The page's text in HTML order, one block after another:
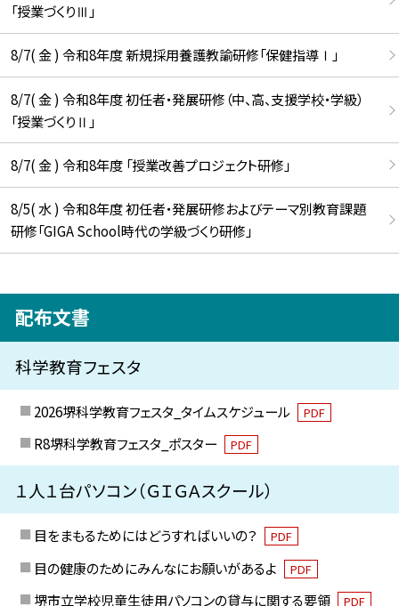
「授業づくりⅢ」
8/7( 金 ) 令和8年度 新規採用養護教諭研修「保健指導Ⅰ」
8/7( 金 ) 令和8年度 初任者・発展研修（中、高、支援学校・学級）
「授業づくりⅡ」
8/7( 金 ) 令和8年度 「授業改善プロジェクト研修」
8/5( 水 ) 令和8年度 初任者・発展研修およびテーマ別教育課題
研修「GIGA School時代の学級づくり研修」
配布文書
科学教育フェスタ
2026堺科学教育フェスタ_タイムスケジュール PDF
R8堺科学教育フェスタ_ポスター PDF
１人１台パソコン（ＧＩＧＡスクール）
目をまもるためにはどうすればいいの？ PDF
目の健康のためにみんなにお願いがあるよ PDF
堺市立学校児童生徒用パソコンの貸与に関する要領 PDF